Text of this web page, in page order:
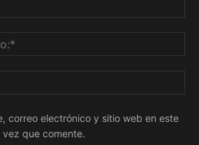
correo electrónico y sitio web en este
que comente.